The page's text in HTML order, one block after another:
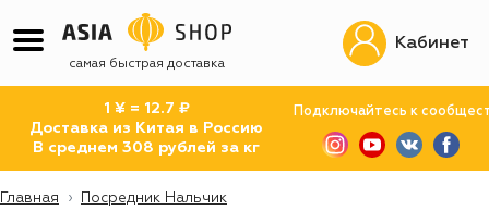
самая быстрая доставка
1 ¥ = 12.7 ₽
Доставка из Китая в Россию
В среднем 308 рублей за кг
Подключайтесь к
Кабинет
Главная Посредник Нальчик